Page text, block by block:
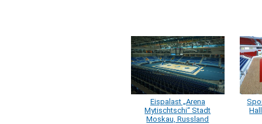
Eispalast „Arena
Mytischtschi“ Stadt
Moskau, Russland